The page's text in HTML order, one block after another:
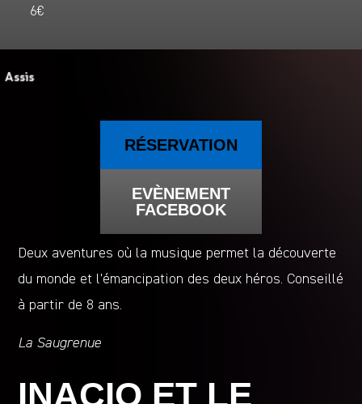
6€
RÉSERVATION
EVÈNEMENT
FACEBOOK
Deux aventures où la musique permet la découverte
du monde et l’émancipation des deux héros. Conseillé
à partir de 8 ans.
La Saugrenue
INACIO ET LE